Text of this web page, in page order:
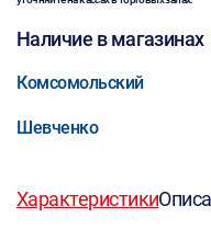
Наличие в магазинах
Комсомольский
Шевченко
Характеристики